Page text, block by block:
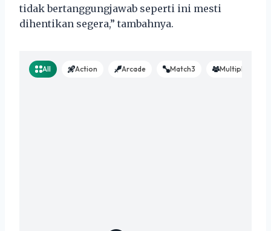
tidak bertanggungjawab seperti ini mesti
dihentikan segera,” tambahnya.